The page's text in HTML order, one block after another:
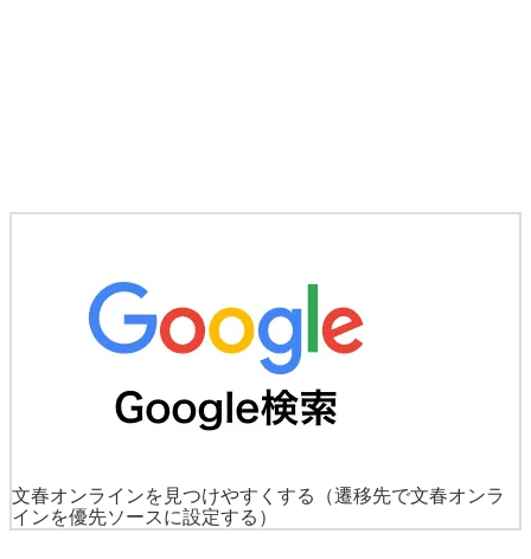
文春オンラインを見つけやすくする
（遷移先で文春オンラ
インを優先ソースに設定する）